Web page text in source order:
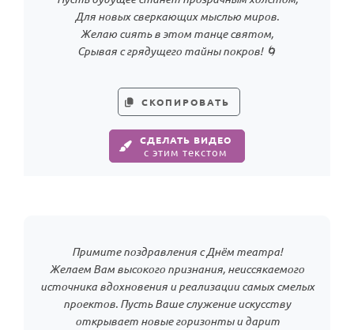
Для новых сверкающих мыслью миров.
Желаю сиять в этом танце святом,
Срывая с грядущего тайны покров! 🌀
СКОПИРОВАТЬ
СДЕЛАТЬ ВИДЕО
с этим текстом
Примите поздравления с Днём театра!
Желаем Вам высокого признания, неиссякаемого
источника вдохновения и реализации самых смелых
проектов. Пусть Ваше служение искусству
открывает новые горизонты и дарит